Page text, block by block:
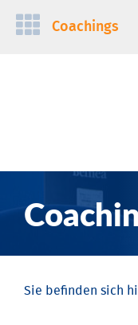
Navigation
Coachings